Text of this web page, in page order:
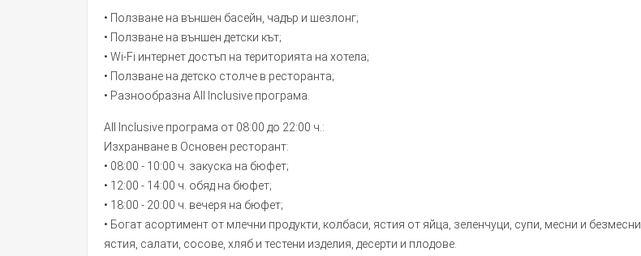
• Ползване на външен басейн, чадър и шезлонг;
• Ползване на външен детски кът;
• Wi-Fi интернет достъп на територията на хотела;
• Ползване на детско столче в ресторанта;
• Разнообразна All Inclusive програма.
All Inclusive програма от 08:00 до 22:00 ч.:
Изхранване в Основен ресторант:
• 08:00 - 10:00 ч. закуска на бюфет;
• 12:00 - 14:00 ч. обяд на бюфет;
• 18:00 - 20:00 ч. вечеря на бюфет;
• Богат асортимент от млечни продукти, колбаси, ястия от яйца, зеленчуци, супи, месни и безмесни
ястия, салати, сосове, хляб и тестени изделия, десерти и плодове.